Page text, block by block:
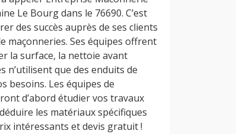
Le Bourg dans le 76690. C’est
des succès auprès de ses clients
maçonneries. Ses équipes offrent
la surface, la nettoie avant
n’utilisent que des enduits de
besoins. Les équipes de
d’abord étudier vos travaux
les matériaux spécifiques
intéressants et devis gratuit !